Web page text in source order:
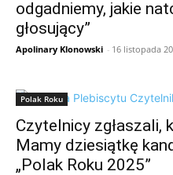
odgadniemy, jakie
głosujący”
Apolinary Klonowski - 16 listopada
Polak Roku
Czytelnicy zgłaszali,
Mamy dziesiątkę
„Polak Roku 2025”